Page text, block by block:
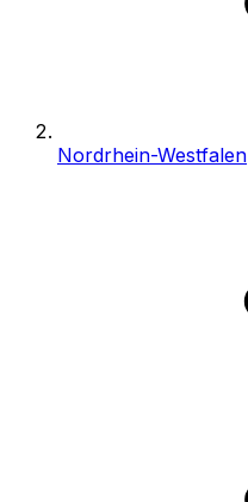
Nordrhein-Westfalen